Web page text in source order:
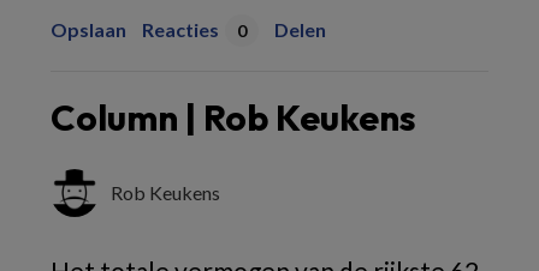
Opslaan Reacties 0 Delen
Column | Rob Keukens
Rob Keukens